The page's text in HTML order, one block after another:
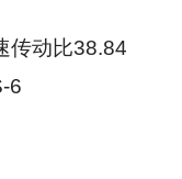
动比38.84
6